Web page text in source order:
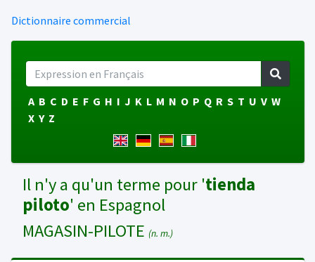
Dictionnaire commercial
A B C D E F G H I J K L M N O P Q R S T U V W
X Y Z
Il n'y a qu'un terme pour 'tienda
piloto' en Espagnol
MAGASIN-PILOTE (n. m.)